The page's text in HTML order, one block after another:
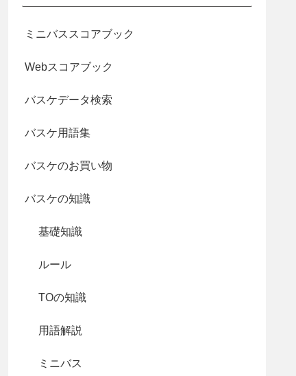
ミニバススコアブック
Webスコアブック
バスケデータ検索
バスケ用語集
バスケのお買い物
バスケの知識
基礎知識
ルール
TOの知識
用語解説
ミニバス